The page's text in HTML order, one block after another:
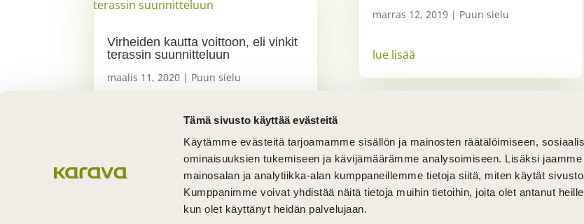
Tämä sivusto käyttää evästeitä
Käytämme evästeitä tarjoamamme sisällön ja mainosten räätälöimiseen,
ominaisuuksien tukemiseen ja kävijämäärämme analysoimiseen. Lisäksi
mainosalan ja analytiikka-alan kumppaneillemme tietoja siitä, miten käytät
Kumppanimme voivat yhdistää näitä tietoja muihin tietoihin, joita olet antanut
kun olet käyttänyt heidän palvelujaan.
Virheiden kautta voittoon, eli vinkit
terassin suunnitteluun
maalis 11, 2020 | Puun sielu
marras 12, 2019| Puun sielu
lue lisää
« Vanhemmat merkinnät